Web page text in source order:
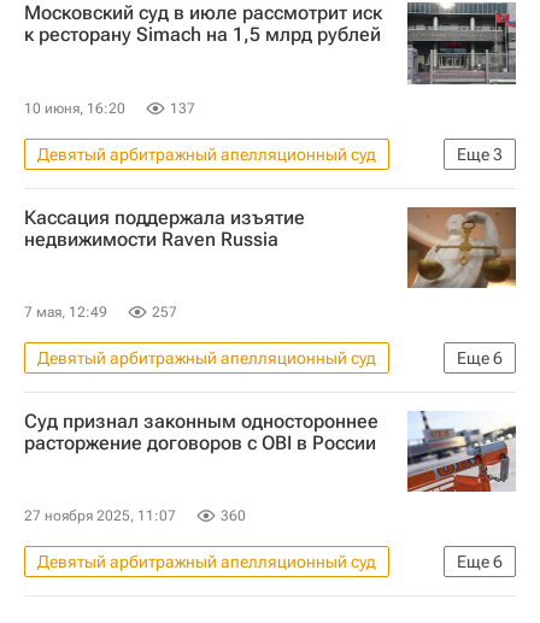
Московский суд в июле рассмотрит иск
к ресторану Simach на 1,5 млрд рублей
10 июня, 16:20 137
Еще3
Девятый арбитражный апелляционный суд
Москва
Кассация поддержала изъятие
недвижимости Raven Russia
7 мая, 12:49 257
Еще6
Девятый арбитражный апелляционный суд
Россия
Санкт-Петербург
Мытищи
Raven Russia
Коммерческая недвижимость
Суд признал законным одностороннее
расторжение договоров с OBI в России
27 ноября 2025, 11:07 360
Еще6
Девятый арбитражный апелляционный суд
Россия
Москва
OBI